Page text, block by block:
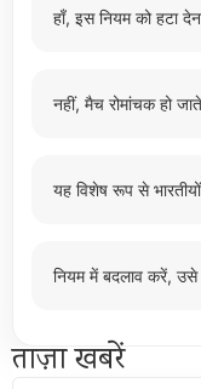
हाँ, इस नियम को हटा
नहीं, मैच रोमांचक हो
यह विशेष रूप से
नियम में बदलाव करें, उसे
ताज़ा खबरें